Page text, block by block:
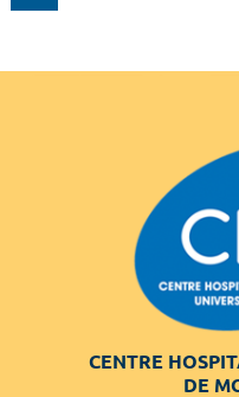
CENTRE
DE